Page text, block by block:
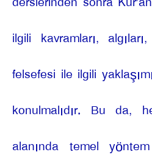
ilgili kavramları,
felsefesi ile ilgili
konulmalıdır. Bu da,
alanında temel